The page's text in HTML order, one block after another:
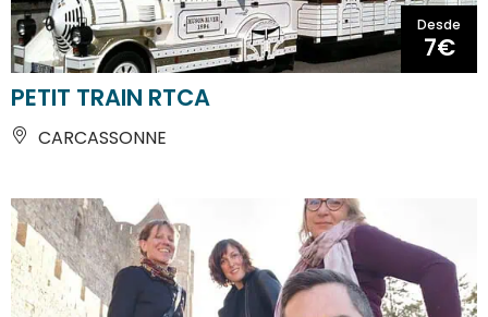
Desde
7€
PETIT TRAIN RTCA
CARCASSONNE